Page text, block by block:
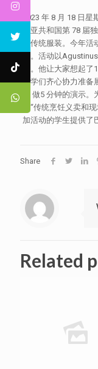
2023 年 8 月 18 日
西亚共和国第 78 届
的传统服装。今年
解。活动以
始。他让大家想起
同学们齐心协力准备
型 做5 分钟的演示
了“传统烹饪义卖和
加活动的学生提供了
Share
Related